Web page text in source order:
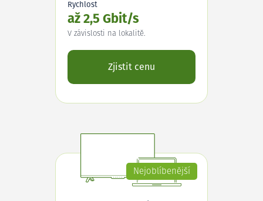
Rychlost
až 2,5 Gbit/s
V závislosti na lokalitě.
Zjistit cenu
Nejoblíbenější